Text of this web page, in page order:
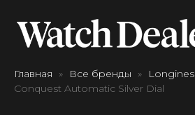
Главная Все бренды Longines
Conquest Automatic Silver Dial